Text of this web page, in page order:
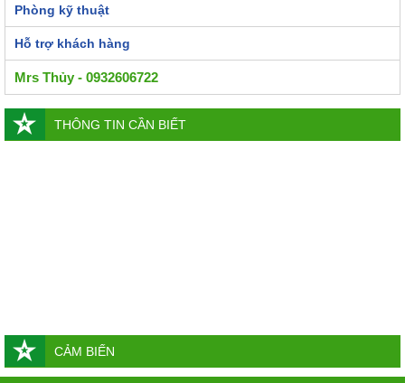
Phòng kỹ thuật
Hỗ trợ khách hàng
Mrs Thủy - 0932606722
THÔNG TIN CẦN BIẾT
CẢM BIẾN